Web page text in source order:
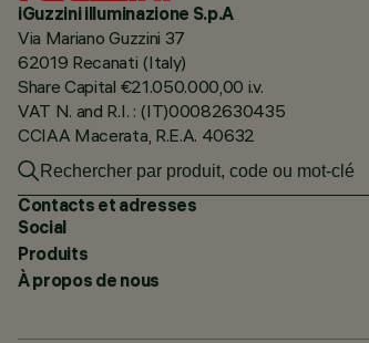
iGuzzini illuminazione S.p.A
Via Mariano Guzzini 37
62019 Recanati (Italy)
Share Capital €21.050.000,00 i.v.
VAT N. and R.I. : (IT)00082630435
CCIAA Macerata, R.E.A. 40632
Contacts et adresses
Social
Produits
À propos de nous